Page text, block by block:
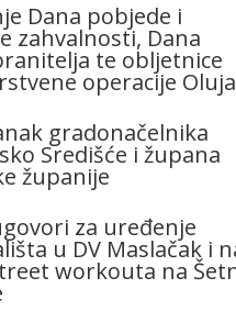
Dana pobjede i
zahvalnosti, Dana
te obljetnice
operacije Oluja
gradonačelnika
Središće i župana
županije
za uređenje
u DV Maslačak i
workouta na